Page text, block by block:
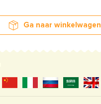
Ga naar winkelwagen